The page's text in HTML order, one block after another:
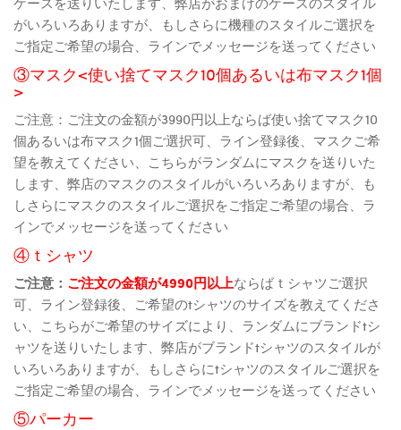
がいろいろありますが、もしさらに機種のスタイルご選択を
ご指定ご希望の場合、ラインでメッセージを送ってください
③マスク<使い捨てマスク10個あるいは布マスク1個
>
ご注意：ご注文の金額が3990円以上ならば使い捨てマスク10
個あるいは布マスク1個ご選択可、ライン登録後、マスクご希
望を教えてください、こちらがランダムにマスクを送りいた
します、弊店のマスクのスタイルがいろいろありますが、も
しさらにマスクのスタイルご選択をご指定ご希望の場合、ラ
インでメッセージを送ってください
④ｔシャツ
ご注意： ご注文の金額が4990円以上ならばｔシャツご選択
可、ライン登録後、ご希望のtシャツのサイズを教えてくださ
い、こちらがご希望のサイズにより、ランダムにブランドtシ
ャツを送りいたします、弊店がブランドtシャツのスタイルが
いろいろありますが、もしさらにtシャツのスタイルご選択を
ご指定ご希望の場合、ラインでメッセージを送ってください
⑤パーカー